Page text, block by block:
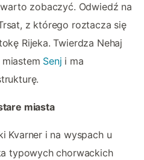
zobaczyć. Odwiedź na
z którego roztacza się
Rijeka. Twierdza Nehaj
Senj i ma
miasta
Kvarner i na wyspach u
typowych chorwackich